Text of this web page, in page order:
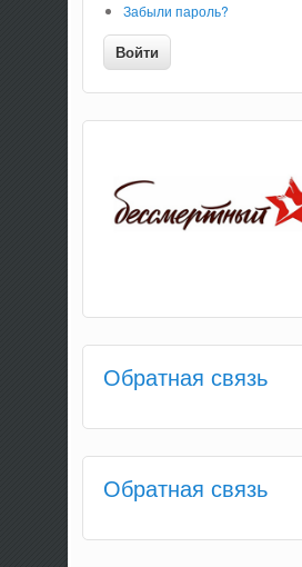
Забыли пароль?
Обратная связь
Обратная связь